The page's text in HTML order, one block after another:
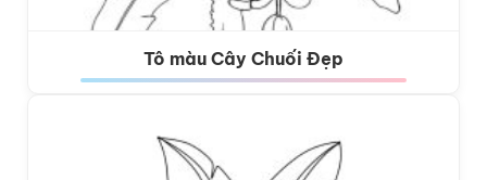
Tô màu Cây Chuối Đẹp